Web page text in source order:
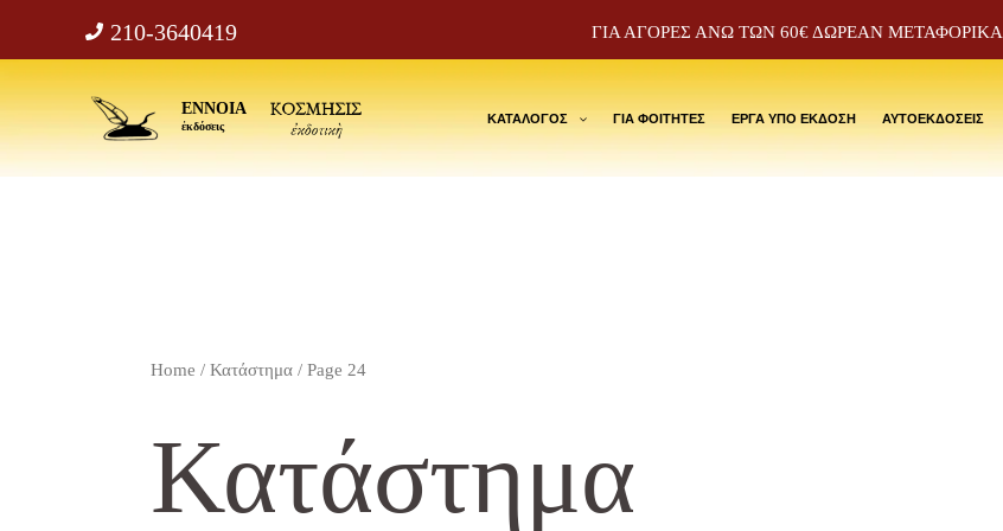
210-3640419 ΓΙΑ ΑΓΟΡΕΣ ΑΝΩ ΤΩΝ 60€ ΔΩΡΕΑΝ ΜΕΤΑΦΟΡΙΚΑ
ΕΝΝΟΙΑ
ἐκδόσεις
ΚΑΤΑΛΟΓΟΣ ΓΙΑ ΦΟΙΤΗΤΕΣ ΕΡΓΑ ΥΠΟ ΕΚΔΟΣΗ ΑΥΤΟΕΚΔΟΣΕΙΣ
Home / Κατάστημα/ Page 24
Κατάστημα